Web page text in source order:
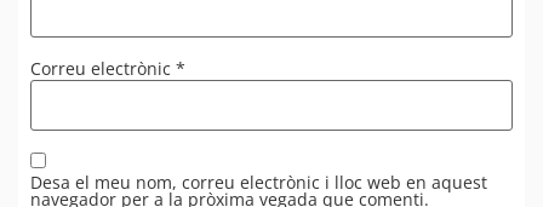
Correu electrònic *
Desa el meu nom, correu electrònic i lloc web en aquest
navegador per a la pròxima vegada que comenti.